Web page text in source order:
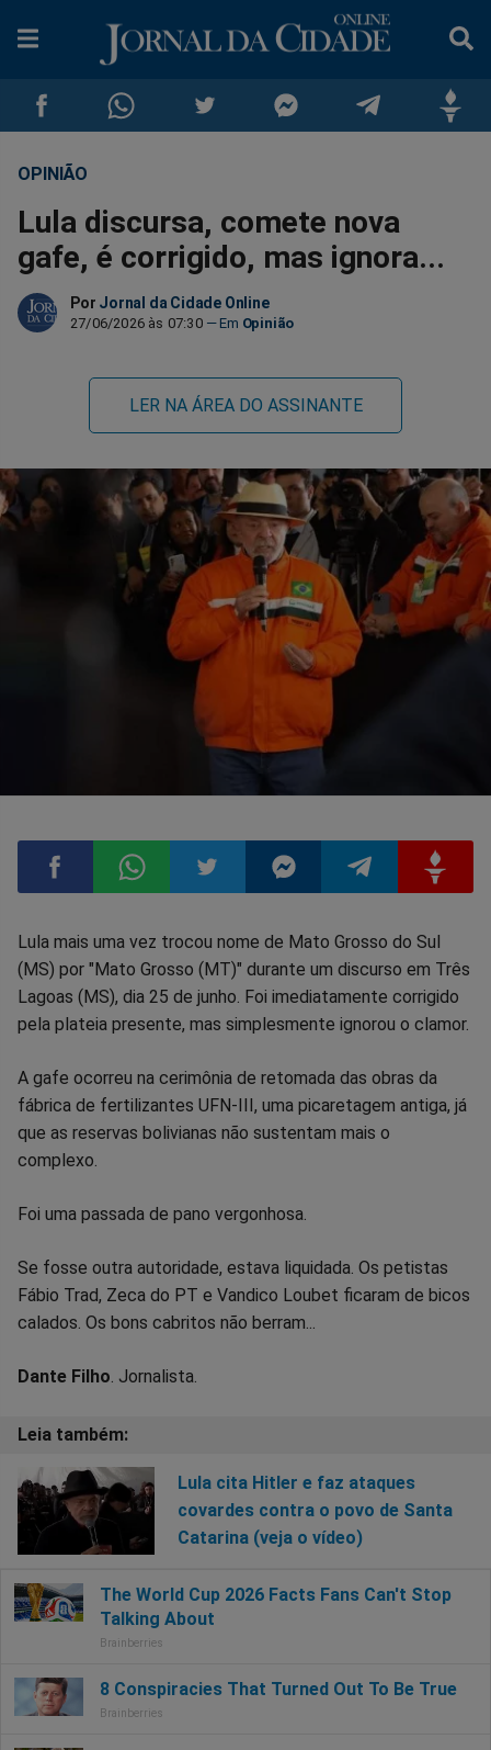
Compartilhar
no
Facebook
Compartilhar
no
Whatsapp
no
Twitter
no
Messenger
no
OPINIÃO
Lula discursa, comete nova
gafe, é corrigido, mas ignora...
Por Jornal da Cidade Online
27/06/2026 às 07:30 Opinião
LER NA ÁREA DO ASSINANTE
Compartilhar
no
Compartilhar
no
Compartilhar
no
Compartilhar
no
Compartilhar
no
no
Lula mais uma vez trocou nome de Mato Grosso do Sul
(MS) por "Mato Grosso (MT)" durante um discurso em Três
Lagoas (MS), dia 25 de junho. Foi imediatamente corrigido
pela plateia presente, mas simplesmente ignorou o clamor.
A gafe ocorreu na cerimônia de retomada das obras da
fábrica de fertilizantes UFN-III, uma picaretagem antiga, já
que as reservas bolivianas não sustentam mais o
complexo.
Foi uma passada de pano vergonhosa.
Se fosse outra autoridade, estava liquidada. Os petistas
Fábio Trad, Zeca do PT e Vandico Loubet ficaram de bicos
calados. Os bons cabritos não berram...
Dante Filho . Jornalista.
Lula cita Hitler e faz ataques
covardes contra o povo de Santa
Catarina (veja o vídeo)